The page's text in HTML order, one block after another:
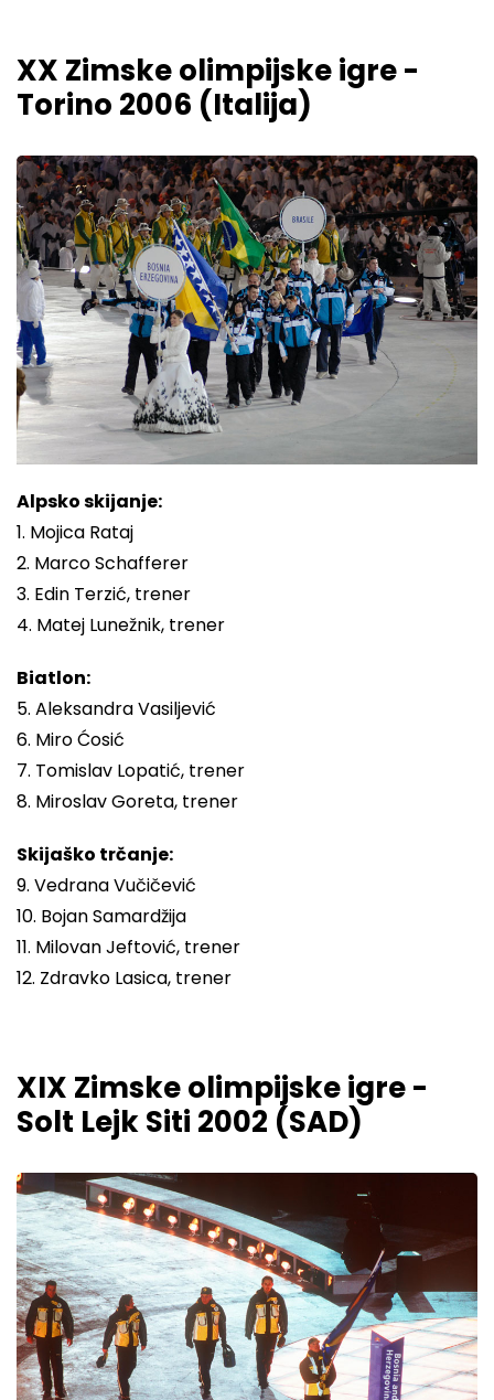
XX Zimske olimpijske igre -
Torino 2006 (Italija)
Alpsko skijanje:
1. Mojica Rataj
2. Marco Schafferer
3. Edin Terzić, trener
4. Matej Lunežnik, trener
Biatlon:
5. Aleksandra Vasiljević
6. Miro Ćosić
7. Tomislav Lopatić, trener
8. Miroslav Goreta, trener
Skijaško trčanje:
9. Vedrana Vučičević
10. Bojan Samardžija
11. Milovan Jeftović, trener
12. Zdravko Lasica, trener
XIX Zimske olimpijske igre -
Solt Lejk Siti 2002 (SAD)